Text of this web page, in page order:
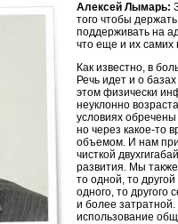
Алексей Лымарь:
того чтобы
поддерживать на
что еще и их самих
Как известно, в
Речь идет и о
этом физически
неуклонно
условиях
но через какое-то
объемом. И нам
чисткой
развития. Мы также
то одной, то
одного, то
и более
использование